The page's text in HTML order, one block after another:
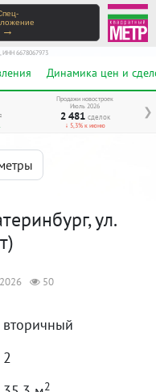
→
6678067973
Динамика цен и
❯
Продажи новостроек
Июль 2026
2 481 сделок
↓ 5,3% к июню
ул.
50
вторичный
2
2